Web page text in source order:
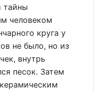
тайны
человеком
круга у
не было, но из
внутрь
песок. Затем